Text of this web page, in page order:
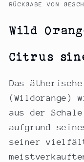
RÜCKGABE VON
Wild
Citrus
Das
(Wildorange)
aus der
aufgrund
seiner